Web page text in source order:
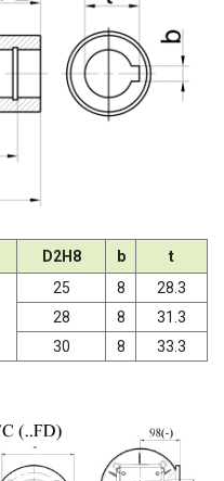
D2H8 b t
25 8
28.3
28
8
31.3
30
8 33.3